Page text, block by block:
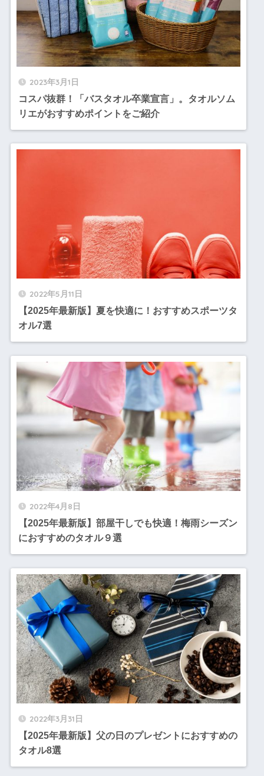
2023年3月1日
コスパ抜群！「バスタオル卒業宣言」。タオルソム
リエがおすすめポイントをご紹介
2022年5月11日
【2025年最新版】夏を快適に！おすすめスポーツタ
オル7選
2022年4月8日
【2025年最新版】部屋干しでも快適！梅雨シーズン
におすすめのタオル９選
2022年3月31日
【2025年最新版】父の日のプレゼントにおすすめの
タオル8選